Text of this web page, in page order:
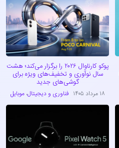
پوکو کارناوال ۲۰۲۶ را برگزار می‌کند؛ هشت
سال نوآوری و تخفیف‌های ویژه برای
گوشی‌های جدید
۱۸ مرداد ۱۴۰۵ فناوری و دیجیتال،موبایل